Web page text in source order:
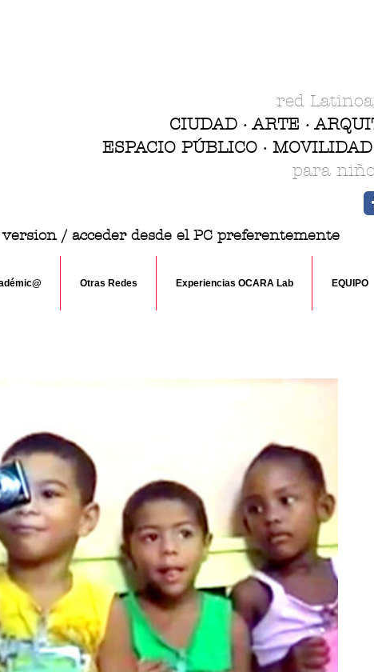
red
CIUDAD · ARTE ·
ESPACIO PÚBLICO ·
para
Otras Redes Experiencias OCARA Lab EQUIPO
/ acceder desde el PC preferentemente